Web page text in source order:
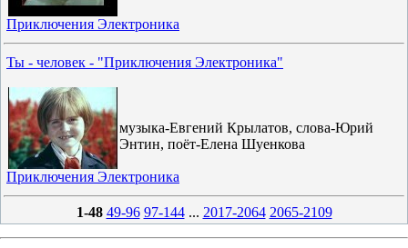
Приключения Электроника
Ты - человек - "Приключения Электроника"
музыка-Евгений Крылатов, слова-Юрий
Энтин, поёт-Елена Шуенкова
Приключения Электроника
1-48 49-96 97-144 ... 2017-2064 2065-2109